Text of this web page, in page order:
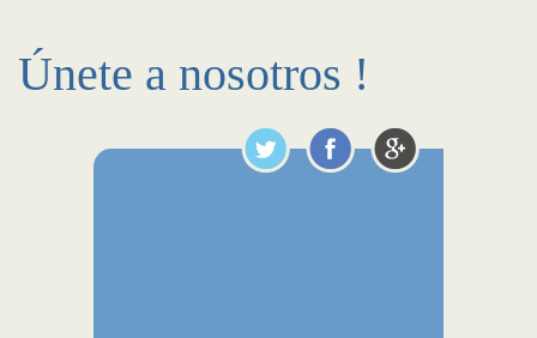
Únete a nosotros !